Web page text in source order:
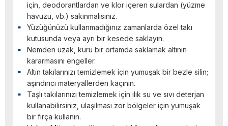
için, deodorantlardan ve klor içeren sulardan (yüzme
havuzu, vb.) sakınmalısınız.
Yüzüğünüzü kullanmadığınız zamanlarda özel takı
kutusunda veya ayrı bir kesede saklayın.
Nemden uzak, kuru bir ortamda saklamak altının
kararmasını engeller.
Altın takılarınızı temizlemek için yumuşak bir bezle silin;
aşındırıcı materyallerden kaçının.
Taşlı takılarınızı temizlemek için ılık su ve sıvı deterjan
kullanabilirsiniz, ulaşılması zor bölgeler için yumuşak
bir fırça kullanın.